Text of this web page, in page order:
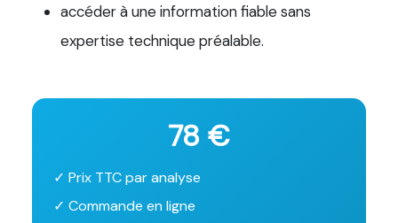
accéder à une information fiable sans
expertise technique préalable.
78 €
✓ Prix TTC par analyse
✓ Commande en ligne